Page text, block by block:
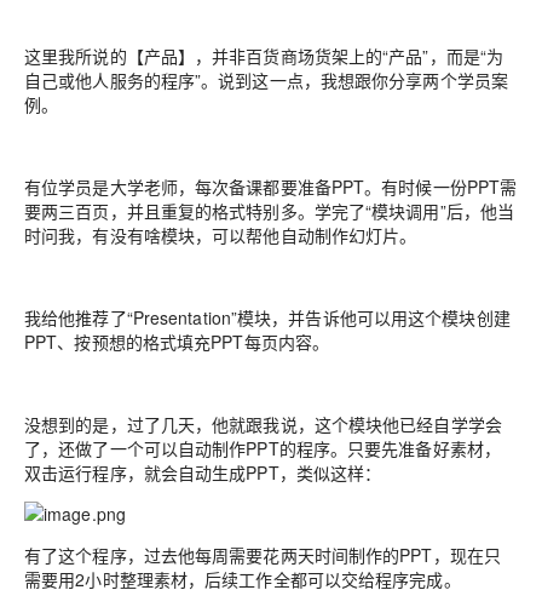
这里我所说的【产品】，并非百货商场货架上的“产品”，而是“为
自己或他人服务的程序”。说到这一点，我想跟你分享两个学员案
例。
有位学员是大学老师，每次备课都要准备PPT。有时候一份PPT需
要两三百页，并且重复的格式特别多。学完了“模块调用”后，他当
时问我，有没有啥模块，可以帮他自动制作幻灯片。
我给他推荐了“Presentation”模块，并告诉他可以用这个模块创建
PPT、按预想的格式填充PPT每页内容。
没想到的是，过了几天，他就跟我说，这个模块他已经自学学会
了，还做了一个可以自动制作PPT的程序。只要先准备好素材，
双击运行程序，就会自动生成PPT，类似这样：
有了这个程序，过去他每周需要花两天时间制作的PPT，现在只
需要用2小时整理素材，后续工作全都可以交给程序完成。